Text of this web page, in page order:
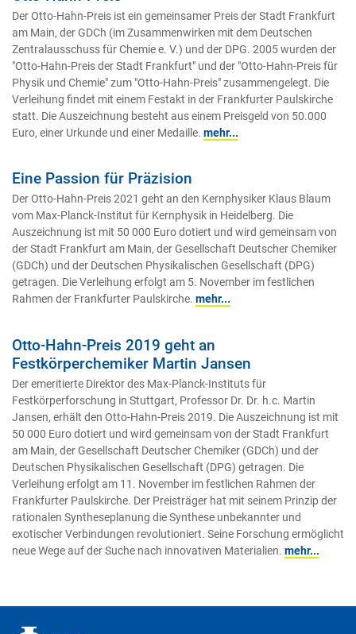
Der Otto-Hahn-Preis ist ein gemeinsamer Preis der Stadt Frankfurt
am Main, der GDCh (im Zusammenwirken mit dem Deutschen
Zentralausschuss für Chemie e. V.) und der DPG. 2005 wurden der
"Otto-Hahn-Preis der Stadt Frankfurt" und der "Otto-Hahn-Preis für
Physik und Chemie" zum "Otto-Hahn-Preis" zusammengelegt. Die
Verleihung findet mit einem Festakt in der Frankfurter Paulskirche
statt. Die Auszeichnung besteht aus einem Preisgeld von 50.000
Euro, einer Urkunde und einer Medaille. mehr...
Eine Passion für Präzision
Der Otto-Hahn-Preis 2021 geht an den Kernphysiker Klaus Blaum
vom Max-Planck-Institut für Kernphysik in Heidelberg. Die
Auszeichnung ist mit 50 000 Euro dotiert und wird gemeinsam von
der Stadt Frankfurt am Main, der Gesellschaft Deutscher Chemiker
(GDCh) und der Deutschen Physikalischen Gesellschaft (DPG)
getragen. Die Verleihung erfolgt am 5. November im festlichen
Rahmen der Frankfurter Paulskirche. mehr...
Otto-Hahn-Preis 2019 geht an
Festkörperchemiker Martin Jansen
Der emeritierte Direktor des Max-Planck-Instituts für
Festkörperforschung in Stuttgart, Professor Dr. Dr. h.c. Martin
Jansen, erhält den Otto-Hahn-Preis 2019. Die Auszeichnung ist mit
50 000 Euro dotiert und wird gemeinsam von der Stadt Frankfurt
am Main, der Gesellschaft Deutscher Chemiker (GDCh) und der
Deutschen Physikalischen Gesellschaft (DPG) getragen. Die
Verleihung erfolgt am 11. November im festlichen Rahmen der
Frankfurter Paulskirche. Der Preisträger hat mit seinem Prinzip der
rationalen Syntheseplanung die Synthese unbekannter und
exotischer Verbindungen revolutioniert. Seine Forschung ermöglicht
neue Wege auf der Suche nach innovativen Materialien. mehr...